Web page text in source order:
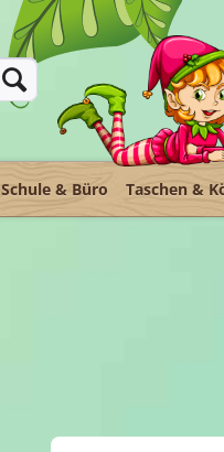
Schule & Büro Taschen &